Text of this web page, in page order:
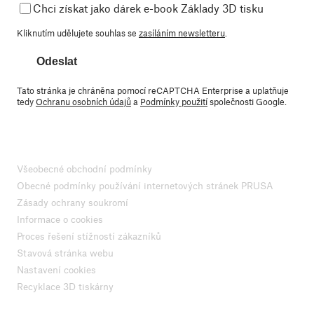
Chci získat jako dárek e-book Základy 3D tisku
Kliknutím udělujete souhlas se zasíláním newsletteru
Odeslat
Tato stránka je chráněna pomocí reCAPTCHA Enterprise a uplatňuje
tedyOchranu osobních údajůa Podmínky použitíspolečnosti Google.
Všeobecné obchodní podmínky
Obecné podmínky používání internetových stránek PRUSA
Zásady ochrany soukromí
Informace o cookies
Proces řešení stížností zákazníků
Stavová stránka webu
Nastavení cookies
Recyklace 3D tiskárny